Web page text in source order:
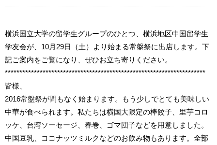
横浜国立大学の留学生グループのひとつ、横浜地区中国留学生
学友会が、10月29日（土）より始まる常盤祭に出店します。下
記ご案内をご覧になり、ぜひお立ち寄りください。
*********************************************************************
皆様、
2016常盤祭が間もなく始まります。もう少しでとても美味しい
中華が食べられます。私たちは横国大限定の棒餃子、里芋コロ
ッケ、台湾ソーセージ、春巻、ゴマ団子などを用意しました。
中国豆乳、ココナッツミルクなどのお飲み物もあります。全部